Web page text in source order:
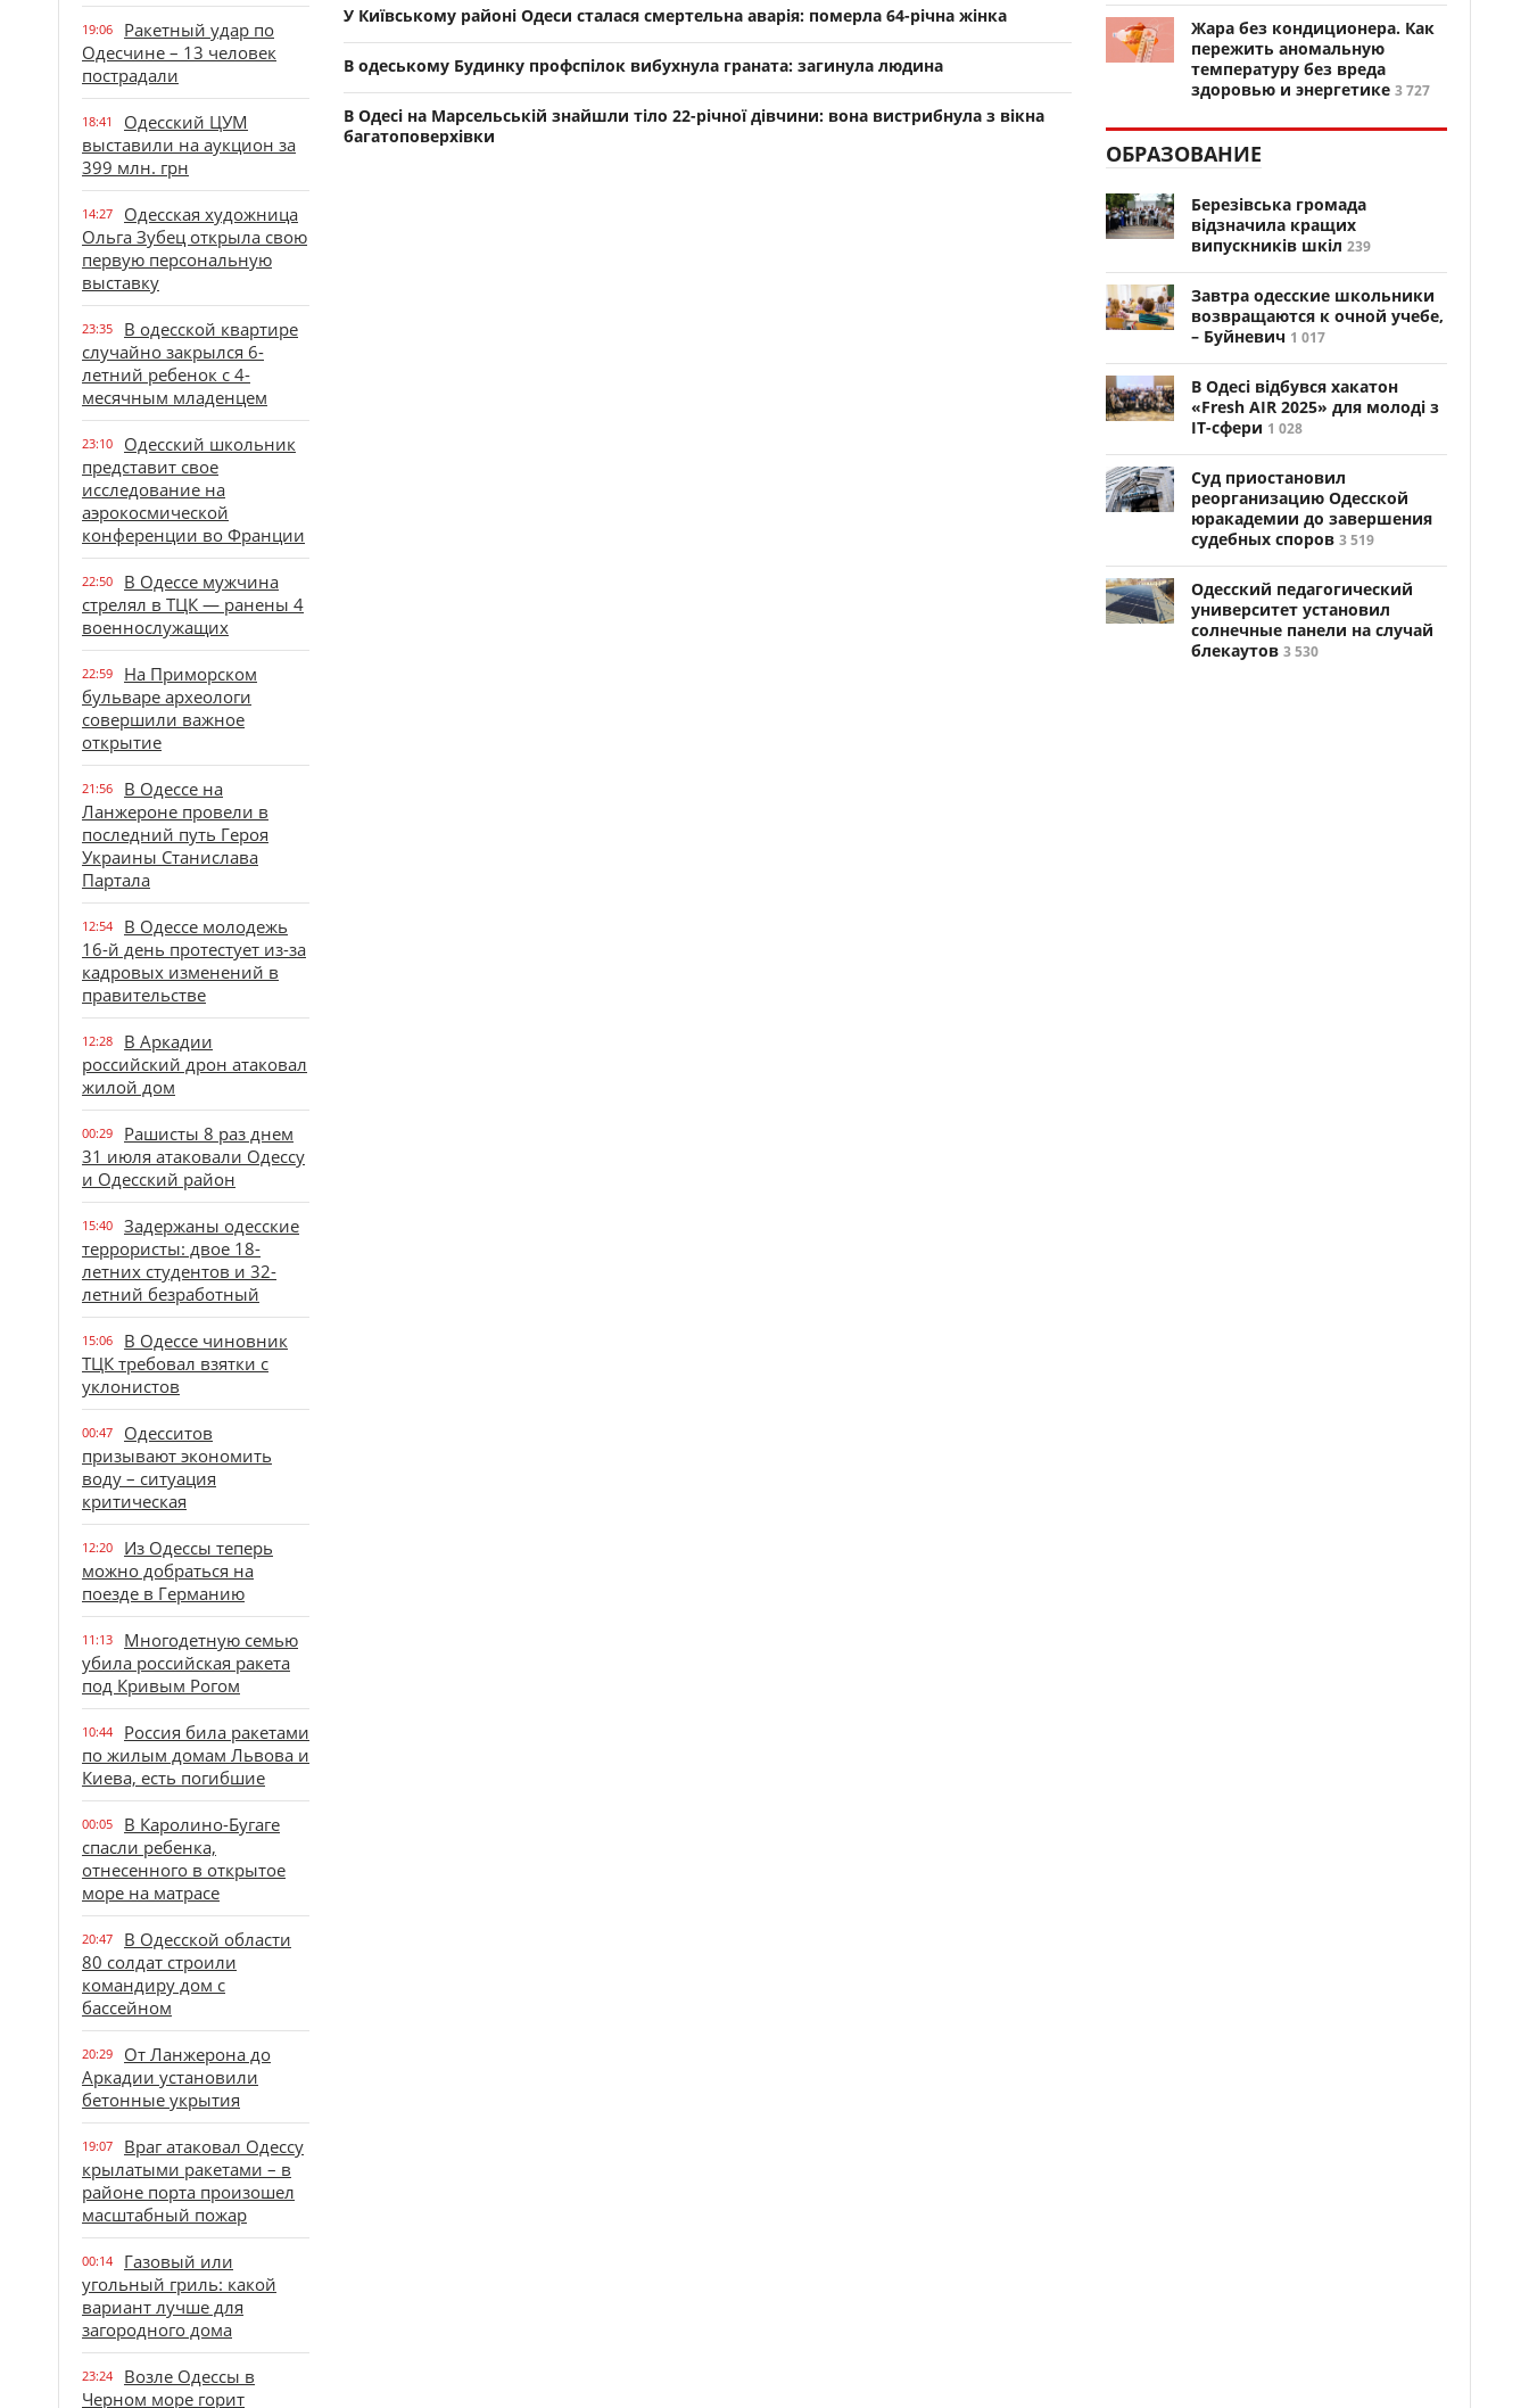
19:06
Ракетный удар по
Одесчине – 13 человек
пострадали
18:41
Одесский ЦУМ
выставили на аукцион за
399 млн. грн
14:27
Одесская художница
Ольга Зубец открыла свою
первую персональную
выставку
23:35
В одесской квартире
случайно закрылся 6-
летний ребенок с 4-
месячным младенцем
23:10
Одесский школьник
представит свое
исследование на
аэрокосмической
конференции во Франции
22:50
В Одессе мужчина
стрелял в ТЦК — ранены 4
военнослужащих
22:59
На Приморском
бульваре археологи
совершили важное
открытие
21:56
В Одессе на
Ланжероне провели в
последний путь Героя
Украины Станислава
Партала
12:54
В Одессе молодежь
16-й день протестует из-за
кадровых изменений в
правительстве
12:28
В Аркадии
российский дрон атаковал
жилой дом
00:29
Рашисты 8 раз днем
31 июля атаковали Одессу
и Одесский район
15:40
Задержаны одесские
террористы: двое 18-
летних студентов и 32-
летний безработный
15:06
В Одессе чиновник
ТЦК требовал взятки с
уклонистов
00:47
Одесситов
призывают экономить
воду – ситуация
критическая
12:20
Из Одессы теперь
можно добраться на
поезде в Германию
11:13
Многодетную семью
убила российская ракета
под Кривым Рогом
10:44
Россия била ракетами
по жилым домам Львова и
Киева, есть погибшие
00:05
В Каролино-Бугаге
спасли ребенка,
отнесенного в открытое
море на матрасе
20:47
В Одесской области
80 солдат строили
командиру дом с
бассейном
20:29
От Ланжерона до
Аркадии установили
бетонные укрытия
19:07
Враг атаковал Одессу
крылатыми ракетами – в
районе порта произошел
масштабный пожар
00:14
Газовый или
угольный гриль: какой
вариант лучше для
загородного дома
23:24
Возле Одессы в
Черном море горит
У Київському районі Одеси сталася смертельна аварія: померла 64-річна жінка
В одеському Будинку профспілок вибухнула граната: загинула людина
В Одесі на Марсельській знайшли тіло 22-річної дівчини: вона вистрибнула з вікна
багатоповерхівки
Жара без кондиционера. Как
пережить аномальную
температуру без вреда
здоровью и энергетике 3 727
ОБРАЗОВАНИЕ
Березівська громада
відзначила кращих
випускників шкіл 239
Завтра одесские школьники
возвращаются к очной учебе,
– Буйневич 1 017
В Одесі відбувся хакатон
«Fresh AIR 2025» для молоді з
ІТ-сфери 1 028
Суд приостановил
реорганизацию Одесской
юракадемии до завершения
судебных споров 3 519
Одесский педагогический
университет установил
солнечные панели на случай
блекаутов 3 530